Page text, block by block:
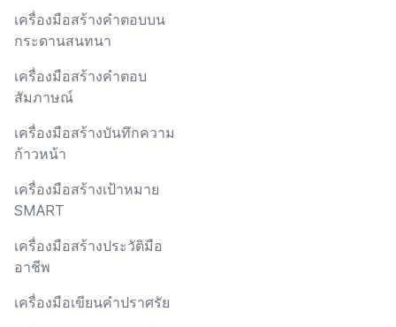
เครื่องมือสร้างคำตอบบน
กระดานสนทนา
เครื่องมือสร้างคำตอบ
สัมภาษณ์
เครื่องมือสร้างบันทึกความ
ก้าวหน้า
เครื่องมือสร้างเป้าหมาย
SMART
เครื่องมือสร้างประวัติมือ
อาชีพ
เครื่องมือเขียนคำปราศรัย